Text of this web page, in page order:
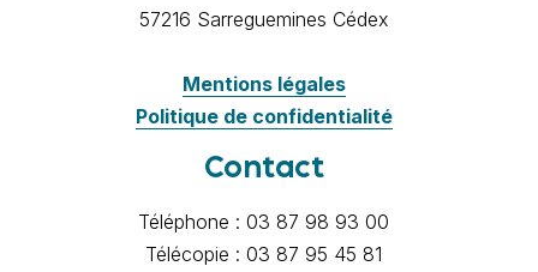
57216 Sarreguemines Cédex
Mentions légales
Politique de confidentialité
Contact
Téléphone : 03 87 98 93 00
Télécopie : 03 87 95 45 81